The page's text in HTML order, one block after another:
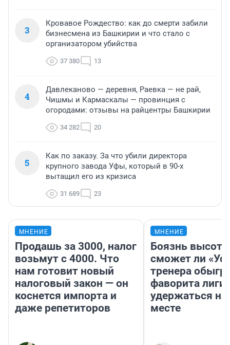
3
Кровавое Рождество: как до смерти забили
бизнесмена из Башкирии и что стало с
организатором убийства
37 380 13
4
Давлеканово — деревня, Раевка — не рай,
Чишмы и Кармаскалы — провинция с
огородами: отзывы на райцентры Башкирии
34 282 20
5
Как по заказу. За что убили директора
крупного завода Уфы, который в 90-х
вытащил его из кризиса
31 689 23
МНЕНИЕ
Продашь за 3000, налог
возьмут с 4000. Что
нам готовит новый
налоговый закон — он
коснется импорта и
даже репетиторов
МНЕНИЕ
Боязнь
сможет ли
тренера
фаворита лиги
удержаться
месте